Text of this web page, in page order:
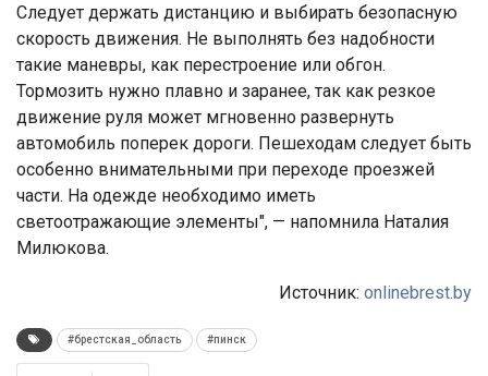
Следует держать дистанцию и выбирать безопасную
скорость движения. Не выполнять без надобности
такие маневры, как перестроение или обгон.
Тормозить нужно плавно и заранее, так как резкое
движение руля может мгновенно развернуть
автомобиль поперек дороги. Пешеходам следует быть
особенно внимательными при переходе проезжей
части. На одежде необходимо иметь
светоотражающие элементы", — напомнила Наталия
Милюкова.
Источник: onlinebrest.by
#брестская_область #пинск